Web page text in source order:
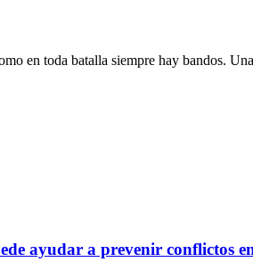
en toda batalla siempre hay bandos.
ayudar a prevenir conflictos